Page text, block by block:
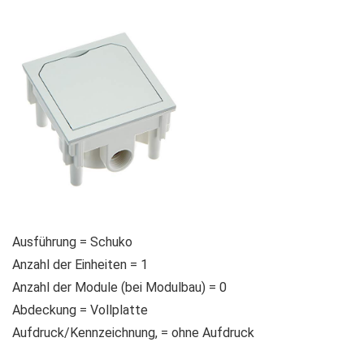
Ausführung = Schuko
Anzahl der Einheiten = 1
Anzahl der Module (bei Modulbau) = 0
Abdeckung = Vollplatte
Aufdruck/Kennzeichnung, = ohne Aufdruck